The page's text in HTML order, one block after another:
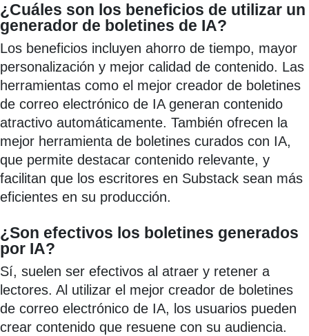
¿Cuáles son los beneficios de utilizar un
generador de boletines de IA?
Los beneficios incluyen ahorro de tiempo, mayor
personalización y mejor calidad de contenido. Las
herramientas como el mejor creador de boletines
de correo electrónico de IA generan contenido
atractivo automáticamente. También ofrecen la
mejor herramienta de boletines curados con IA,
que permite destacar contenido relevante, y
facilitan que los escritores en Substack sean más
eficientes en su producción.
¿Son efectivos los boletines generados
por IA?
Sí, suelen ser efectivos al atraer y retener a
lectores. Al utilizar el mejor creador de boletines
de correo electrónico de IA, los usuarios pueden
crear contenido que resuene con su audiencia.